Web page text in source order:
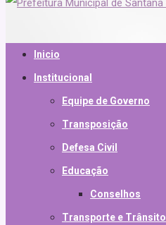
Inicio
Institucional
Equipe de Governo
Transposição
Defesa Civil
Educação
Conselhos
Transporte e Trânsito